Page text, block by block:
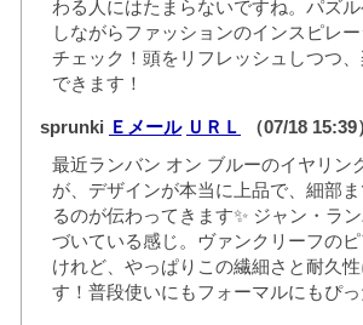
わる人にはたまらないですね。パズ
しながらファッションのインスピレ
チェック！頭をリフレッシュしつつ
できます！
sprunki Ｅメール ＵＲＬ
（07/18
最近ランバン オン ブルーのイヤリン
が、デザインが本当に上品で、細部
るのが伝わってきます✨ ジャン・ラ
づいている感じ。ヴァンクリーフの
けれど、やっぱりこの繊細さと耐久
す！普段使いにもフォーマルにもぴ